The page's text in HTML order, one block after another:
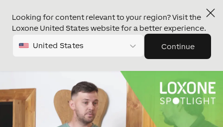
Looking for content relevant to your region? Visit the
Loxone United States website for a better experience.
United States Continue